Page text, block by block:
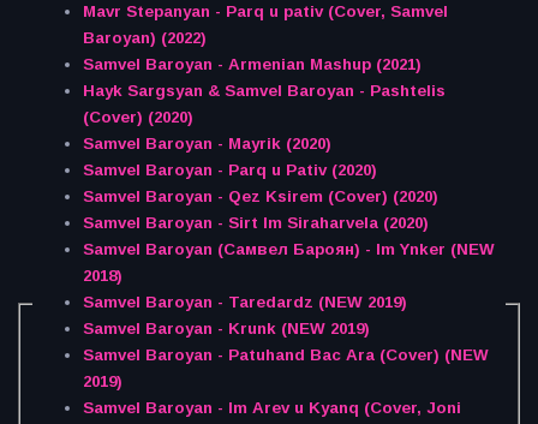
Mavr Stepanyan - Parq u pativ (Cover, Samvel
Baroyan) (2022)
Samvel Baroyan - Armenian Mashup (2021)
Hayk Sargsyan & Samvel Baroyan - Pashtelis
(Cover) (2020)
Samvel Baroyan - Mayrik (2020)
Samvel Baroyan - Parq u Pativ (2020)
Samvel Baroyan - Qez Ksirem (Cover) (2020)
Samvel Baroyan - Sirt Im Siraharvela (2020)
Samvel Baroyan (Самвел Бароян) - Im Ynker (NEW
2018)
Samvel Baroyan - Taredardz (NEW 2019)
Samvel Baroyan - Krunk (NEW 2019)
Samvel Baroyan - Patuhand Bac Ara (Cover) (NEW
2019)
Samvel Baroyan - Im Arev u Kyanq (Cover, Joni